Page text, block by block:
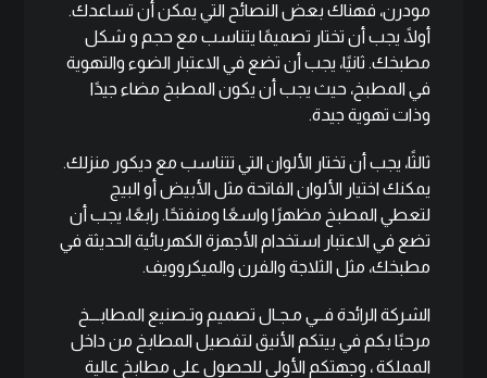
مودرن، فهناك بعض النصائح التي يمكن أن تساعدك.
أولًا، يجب أن تختار تصميمًا يتناسب مع حجم و شكل
مطبخك. ثانيًا، يجب أن تضع في الاعتبار الضوء والتهوية
في المطبخ، حيث يجب أن يكون المطبخ مضاء جيدًا
وذات تهوية جيدة.
ثالثًا، يجب أن تختار الألوان التي تتناسب مع ديكور منزلك.
يمكنك اختيار الألوان الفاتحة مثل الأبيض أو البيج
لتعطي المطبخ مظهرًا واسعًا ومنفتحًا. رابعًا، يجب أن
تضع في الاعتبار استخدام الأجهزة الكهربائية الحديثة في
مطبخك، مثل الثلاجة والفرن والميكروويف.
الشركة الرائدة فــي مـجـال تصميم وتـصنيع المطابـــخ
مرحبًا بكم في بيتكم الأنيق لتفصيل المطابخ من داخل
المملكة ، وجهتكم الأولى للحصول على مطابخ عالية